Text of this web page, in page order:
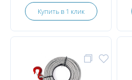
Купить в 1 клик